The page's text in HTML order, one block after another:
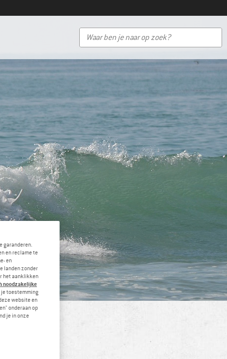
garanderen.
en reclame te
en
landen zonder
het aanklikken
noodzakelijke
je toestemming
website en
onderaan op
je in onze